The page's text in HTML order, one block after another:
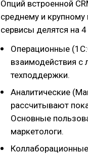
Опций встроенной
среднему и
сервисы делятся на 4
Операционные
взаимодействия
техподдержки.
Аналитические
рассчитывают
Основные
маркетологи.